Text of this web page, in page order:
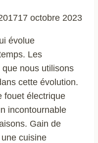
17 octobre 2023
évolue
Les
nous utilisons
cette évolution.
fouet électrique
incontournable
Gain de
cuisine